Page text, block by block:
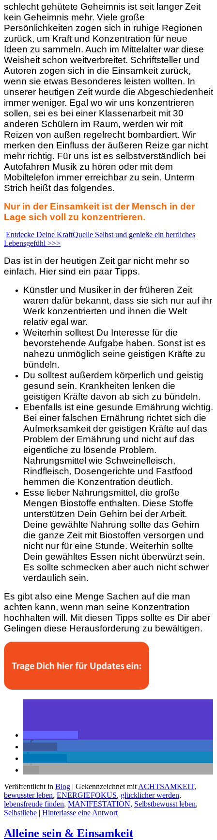
schlecht gehütete Geheimnis ist seit langer Zeit
kein Geheimnis mehr. Viele große
Persönlichkeiten zogen sich in ruhige Regionen
zurück, um Kraft und Konzentration für neue
Ideen zu sammeln. Auch im Mittelalter war diese
Weisheit schon weitverbreitet. Schriftsteller und
Autoren zogen sich in die Einsamkeit zurück,
wenn sie etwas Besonderes leisten wollten. In
unserer heutigen Zeit wurde die Abgeschiedenheit
immer weniger. Egal wo wir uns konzentrieren
sollen, sei es bei einer Klassenarbeit mit 30
anderen Schülern im Raum, werden wir mit
Reizen von außen regelrecht bombardiert. Wir
merken den Einfluss der äußeren Reize gar nicht
mehr richtig. Für uns ist es selbstverständlich bei
Autofahren Musik zu hören oder mit dem
Mobiltelefon immer erreichbar zu sein. Unterm
Strich heißt das folgendes.
Nur in der Einsamkeit ist der Mensch in der
Lage sich voll zu konzentrieren.
Entdecke Deine KraftQuelle Selbst und genieße ein herrliches
Lebensgefühl >>>
Das ist in der heutigen Zeit gar nicht mehr so
einfach. Hier sind ein paar Tipps.
Künstler und Musiker in der früheren Zeit
waren dafür bekannt, dass sie sich nur auf ihr
Werk konzentrierten und ihnen die Welt
relativ egal war.
Weiterhin solltest Du Interesse für die
bevorstehende Aufgabe haben. Sonst ist es
nahezu unmöglich seine geistigen Kräfte zu
bündeln.
Du solltest außerdem körperlich und geistig
gesund sein. Krankheiten lenken die
geistigen Kräfte davon ab sich zu bündeln.
Ebenfalls ist eine gesunde Ernährung wichtig.
Bei einer falschen Ernährung richtet sich die
Aufmerksamkeit der geistigen Kräfte auf das
Problem der Ernährung und nicht auf das
eigentliche zu lösende Problem.
Nahrungsmittel wie Schweinefleisch,
Rindfleisch, Dosengerichte und Fastfood
hemmen die Konzentration deutlich.
Esse lieber Nahrungsmittel, die große
Mengen Biostoffe enthalten. Diese Stoffe
unterstützen Dein Gehirn bei der Arbeit.
Deine gewählte Nahrung sollte das Gehirn
die ganze Zeit mit Biostoffen versorgen und
nicht nur für eine Stunde. Weiterhin sollte
Dein gewähltes Essen nicht überwürzt sein.
Es sollte schmecken aber auch nicht schwer
verdaulich sein.
Es gibt also eine Menge Sachen auf die man
achten kann, wenn man seine Konzentration
hochhalten will. Mit diesen Tipps sollte es Dir aber
Gelingen diese Herausforderung zu bewältigen.
Veröffentlicht in Blog | Gekennzeichnet mit ACHTSAMKEIT,
bewusster leben, ENERGIEFOKUS, glücklicher werden,
lebensfreude finden, MANIFESTATION, Selbstbewusst leben,
Selbstliebe | Hinterlasse eine Antwort
Alleine sein & Einsamkeit